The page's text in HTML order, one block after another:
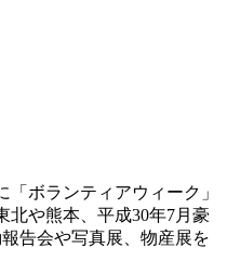
「ボランティアウィーク」
や熊本、平成30年7月豪
告会や写真展、物産展を